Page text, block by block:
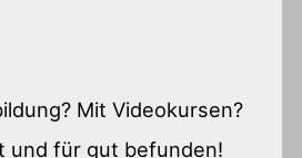
Mit Videokursen?
und für gut befunden!